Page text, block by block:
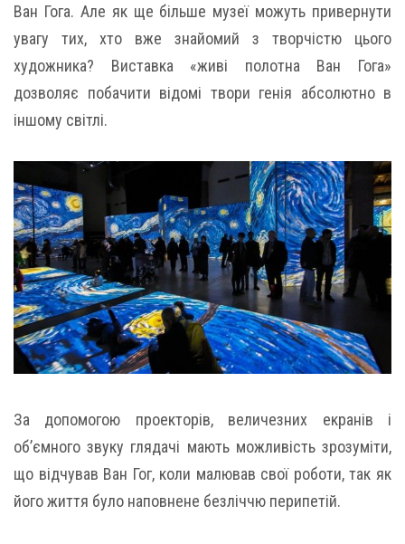
Ван Гога. Але як ще більше музеї можуть привернути
увагу тих, хто вже знайомий з творчістю цього
художника? Виставка «живі полотна Ван Гога»
дозволяє побачити відомі твори генія абсолютно в
іншому світлі.
За допомогою проекторів, величезних екранів і
об’ємного звуку глядачі мають можливість зрозуміти,
що відчував Ван Гог, коли малював свої роботи, так як
його життя було наповнене безліччю перипетій.